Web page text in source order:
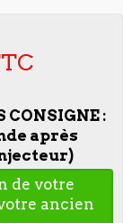
CONSIGNE :
après
de votre
ancien